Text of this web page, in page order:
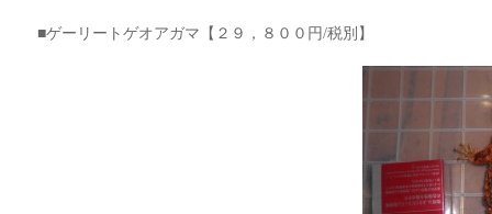
■ゲーリートゲオアガマ【２９，８００円/税別】